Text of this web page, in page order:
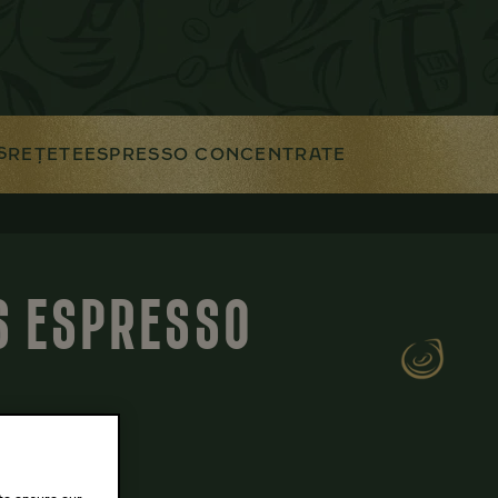
REȚETEESPRESSO CONCENTRATE